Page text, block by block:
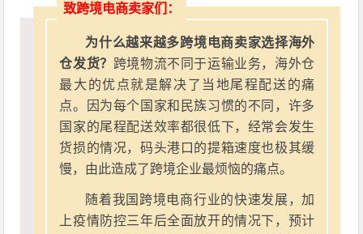
致跨境电商卖家们：
为什么越来越多跨境电商卖家选择海外
仓发货？ 跨境物流不同于运输业务，海外仓
最大的优点就是解决了当地尾程配送的痛
点。因为每个国家和民族习惯的不同，许多
国家的尾程配送效率都很低下，经常会发生
货损的情况，码头港口的提箱速度也极其缓
慢，由此造成了跨境企业最烦恼的痛点。
随着我国跨境电商行业的快速发展，加
上疫情防控三年后全面放开的情况下，预计